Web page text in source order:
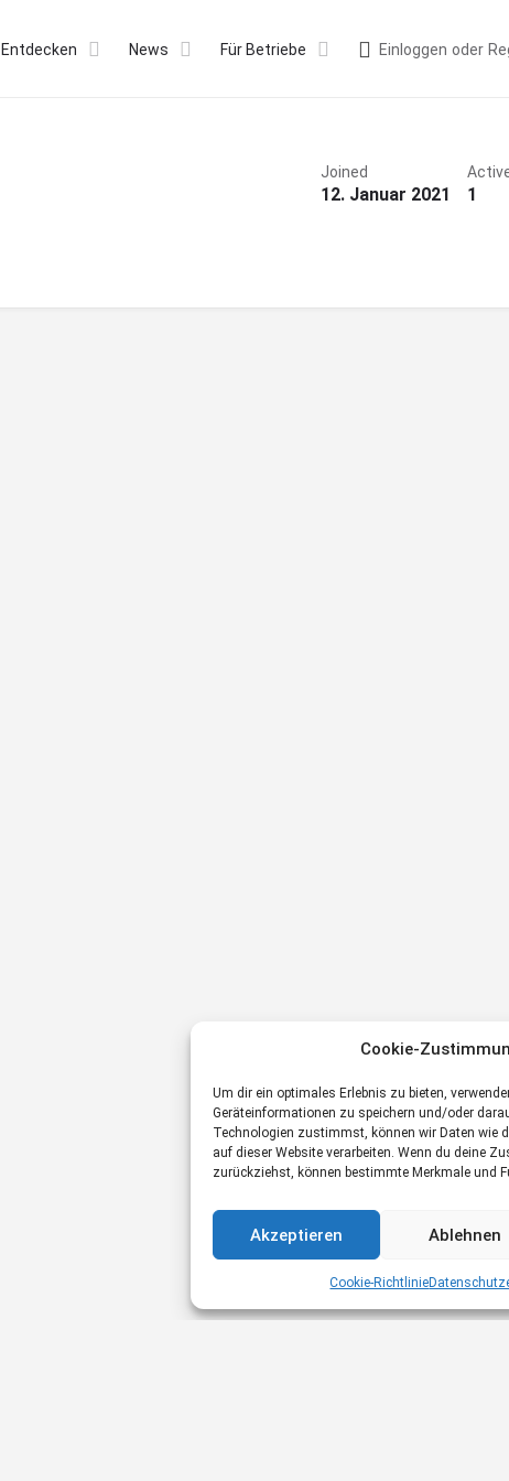
Cookie-
Um dir ein optimales Erlebnis zu bieten,
Geräteinformationen zu speichern und/oder
Technologien zustimmst, können wir Daten wie
auf dieser Website verarbeiten. Wenn du deine
zurückziehst, können bestimmte Merkmale und
Akzeptieren Ablehnen
Cookie-Richtlinie
Entdecken News Für Betriebe Einloggen oder
Joined
12. Januar 2021 1